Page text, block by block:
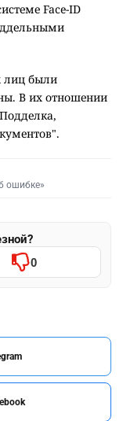
Face-ID
лиц были
В их отношении
ошибке»
0